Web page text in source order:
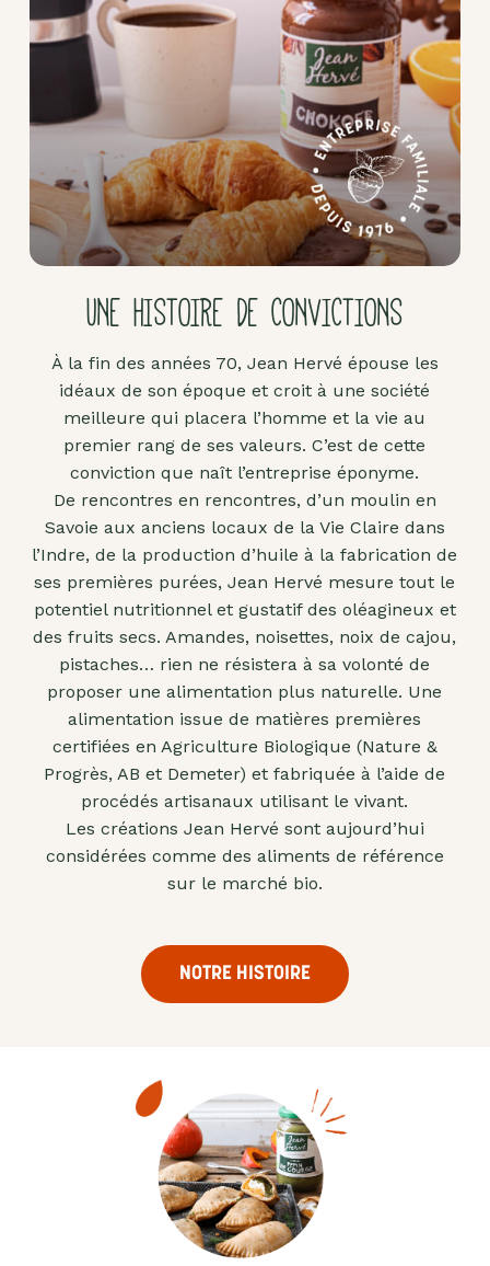
UNE HISTOIRE DE CONVICTIONS
À la fin des années 70, Jean Hervé épouse les
idéaux de son époque et croit à une société
meilleure qui placera l’homme et la vie au
premier rang de ses valeurs. C’est de cette
conviction que naît l’entreprise éponyme.
De rencontres en rencontres, d’un moulin en
Savoie aux anciens locaux de la Vie Claire dans
l’Indre, de la production d’huile à la fabrication de
ses premières purées, Jean Hervé mesure tout le
potentiel nutritionnel et gustatif des oléagineux et
des fruits secs. Amandes, noisettes, noix de cajou,
pistaches… rien ne résistera à sa volonté de
proposer une alimentation plus naturelle. Une
alimentation issue de matières premières
certifiées en Agriculture Biologique (Nature &
Progrès, AB et Demeter) et fabriquée à l’aide de
procédés artisanaux utilisant le vivant.
Les créations Jean Hervé sont aujourd’hui
considérées comme des aliments de référence
sur le marché bio.
NOTRE HISTOIRE
Pâte
d'amande
Pâtes à
tartiner
Produits
lacto-
fermentés
Produits
Purées
fruits
secs
Purées
sucrées
dites
"confits"
Livres
Anti-
gaspi
Promotions